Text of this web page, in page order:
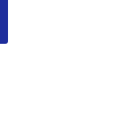
用します。